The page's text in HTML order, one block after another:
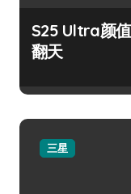
S25 Ultra颜
翻天
三星